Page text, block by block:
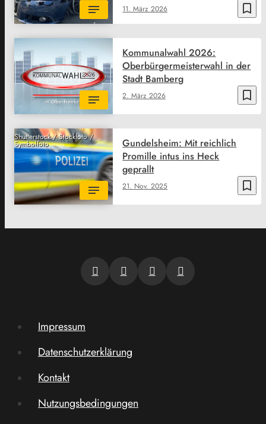
bookmark_border
11. März 2026
bookmark_border
2. März 2026
Kommunalwahl 2026:
Oberbürgermeisterwahl in der
Stadt Bamberg
Shutterstock / Stockfoto /
Symbolfoto
bookmark_border
21. Nov. 2025
Gundelsheim: Mit reichlich
Promille intus ins Heck
geprallt
Impressum
Datenschutzerklärung
Kontakt
Nutzungsbedingungen